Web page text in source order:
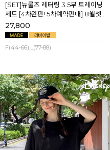
[SET]뉴룰즈 레터링 3.5부 트레이닝
세트 [4차완판! 5차예약판매] 8월셋
째주 순차배송
27,800
F(44-66),L(77-88)